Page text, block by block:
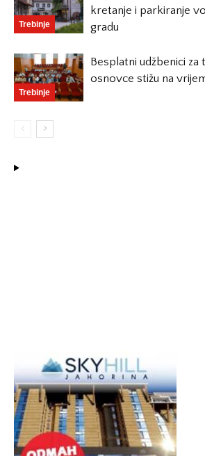
Trebinje
kretanje i parkiranje
gradu
Trebinje
Besplatni udžbenici za
osnovce stižu na